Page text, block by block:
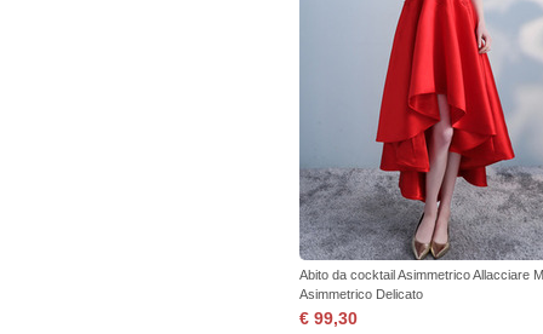
Abito da cocktail Asimmetrico Allacciare
Asimmetrico Delicato
€ 99,30